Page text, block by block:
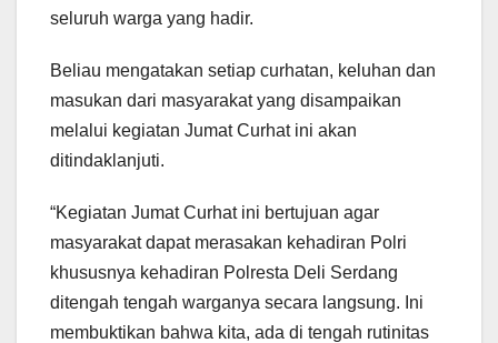
seluruh warga yang hadir.
Beliau mengatakan setiap curhatan, keluhan dan
masukan dari masyarakat yang disampaikan
melalui kegiatan Jumat Curhat ini akan
ditindaklanjuti.
“Kegiatan Jumat Curhat ini bertujuan agar
masyarakat dapat merasakan kehadiran Polri
khususnya kehadiran Polresta Deli Serdang
ditengah tengah warganya secara langsung. Ini
membuktikan bahwa kita, ada di tengah rutinitas